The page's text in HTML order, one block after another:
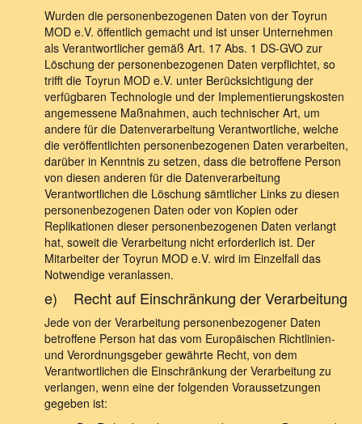
Wurden die personenbezogenen Daten von der Toyrun
MOD e.V. öffentlich gemacht und ist unser Unternehmen
als Verantwortlicher gemäß Art. 17 Abs. 1 DS-GVO zur
Löschung der personenbezogenen Daten verpflichtet, so
trifft die Toyrun MOD e.V. unter Berücksichtigung der
verfügbaren Technologie und der Implementierungskosten
angemessene Maßnahmen, auch technischer Art, um
andere für die Datenverarbeitung Verantwortliche, welche
die veröffentlichten personenbezogenen Daten verarbeiten,
darüber in Kenntnis zu setzen, dass die betroffene Person
von diesen anderen für die Datenverarbeitung
Verantwortlichen die Löschung sämtlicher Links zu diesen
personenbezogenen Daten oder von Kopien oder
Replikationen dieser personenbezogenen Daten verlangt
hat, soweit die Verarbeitung nicht erforderlich ist. Der
Mitarbeiter der Toyrun MOD e.V. wird im Einzelfall das
Notwendige veranlassen.
e) Recht auf Einschränkung der Verarbeitung
Jede von der Verarbeitung personenbezogener Daten
betroffene Person hat das vom Europäischen Richtlinien-
und Verordnungsgeber gewährte Recht, von dem
Verantwortlichen die Einschränkung der Verarbeitung zu
verlangen, wenn eine der folgenden Voraussetzungen
gegeben ist: